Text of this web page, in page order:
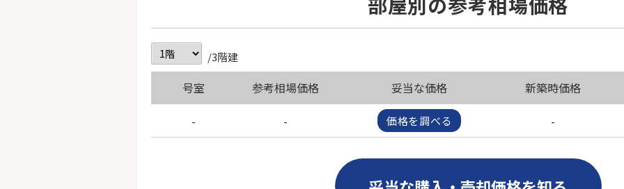
/3階建
号室 参考相場価格 妥当な価格 新築時価格
-
- 価格を調べる -